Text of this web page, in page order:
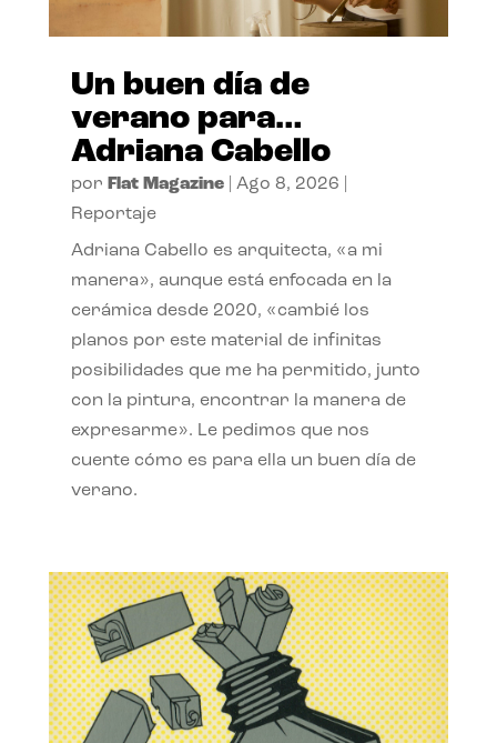
Un buen día de
verano para…
Adriana Cabello
por Flat Magazine| Ago 8, 2026
Reportaje
Adriana Cabello es arquitecta, «a mi
manera», aunque está enfocada en la
cerámica desde 2020, «cambié los
planos por este material de infinitas
posibilidades que me ha permitido, junto
con la pintura, encontrar la manera de
expresarme». Le pedimos que nos
cuente cómo es para ella un buen día de
verano.